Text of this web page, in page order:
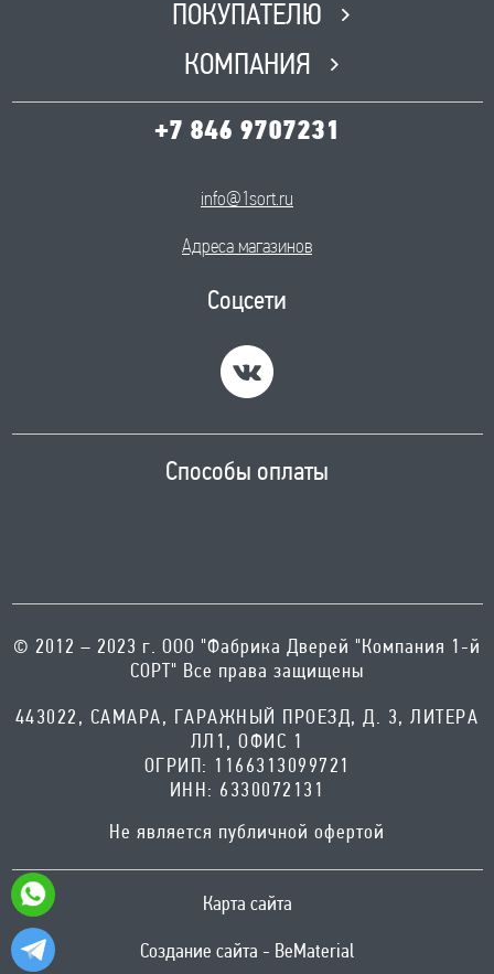
ПОКУПАТЕЛЮ
КОМПАНИЯ
+7 846 9707231
info@1sort.ru
Адреса магазинов
Соцсети
Способы оплаты
© 2012 – 2023 г. ООО "Фабрика Дверей "Компания 1-й
СОРТ" Все права защищены
443022, САМАРА, ГАРАЖНЫЙ ПРОЕЗД, Д. 3, ЛИТЕРА
ЛЛ1, ОФИС 1
ОГРИП: 1166313099721
ИНН: 6330072131
Не является публичной офертой
Карта сайта
Создание сайта - BeMaterial